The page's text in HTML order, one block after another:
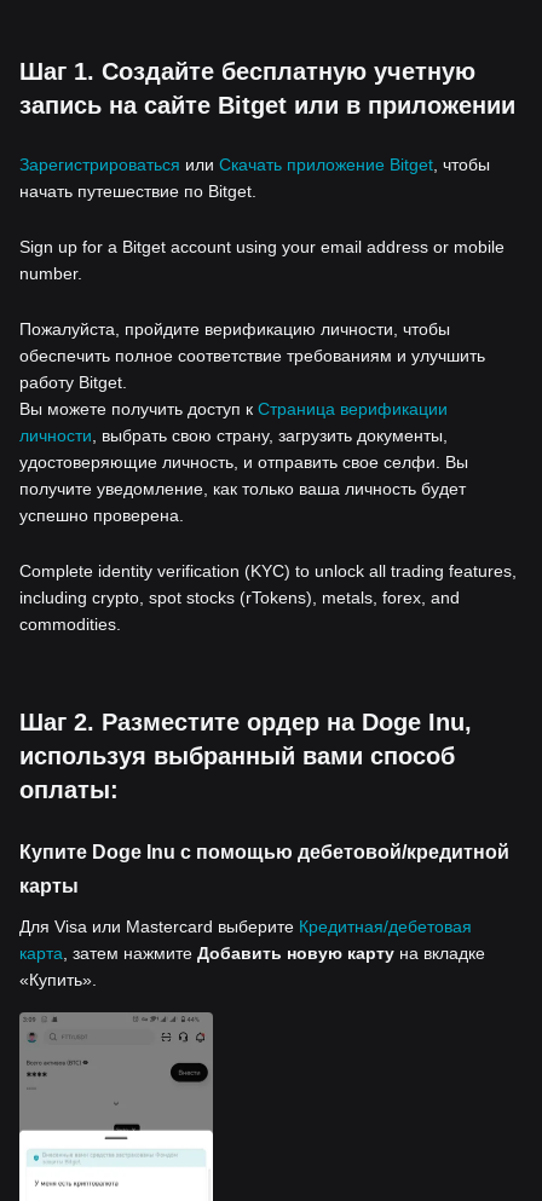
Шаг 1. Создайте бесплатную учетную
запись на сайте Bitget или в приложении
Зарегистрироваться или Скачать приложение Bitget , чтобы
начать путешествие по Bitget.
Sign up for a Bitget account using your email address or mobile
number.
Пожалуйста, пройдите верификацию личности, чтобы
обеспечить полное соответствие требованиям и улучшить
работу Bitget.
Вы можете получить доступ к Страница верификации
личности , выбрать свою страну, загрузить документы,
удостоверяющие личность, и отправить свое селфи. Вы
получите уведомление, как только ваша личность будет
успешно проверена.
Complete identity verification (KYC) to unlock all trading features,
including crypto, spot stocks (rTokens), metals, forex, and
commodities.
Шаг 2. Разместите ордер на Doge Inu,
используя выбранный вами способ
оплаты:
Купите Doge Inu с помощью дебетовой/кредитной
карты
Для Visa или Mastercard выберите Кредитная/дебетовая
карта , затем нажмите Добавить новую карту на вкладке
«Купить».